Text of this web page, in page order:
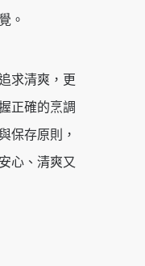
。
求清爽，更
正確的烹調
保存原則，
心、清爽又